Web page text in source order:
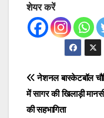
शेयर करें
Post
नेशनल बास्केटबॉल
में सागर की खिलाड़ी
की सहभागिता